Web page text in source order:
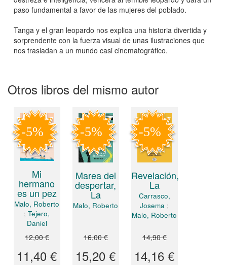
paso fundamental a favor de las mujeres del poblado.
Tanga y el gran leopardo nos explica una historia divertida y
sorprendente con la fuerza visual de unas ilustraciones que
nos trasladan a un mundo casi cinematográfico.
Otros libros del mismo autor
Mi
hermano
es un pez
Malo, Roberto
;Tejero,
Daniel
12,00 €
11,40 €
Marea del
despertar,
La
Malo, Roberto
16,00 €
15,20 €
Revelación,
La
Carrasco,
Josema ;
Malo, Roberto
14,90 €
14,16 €